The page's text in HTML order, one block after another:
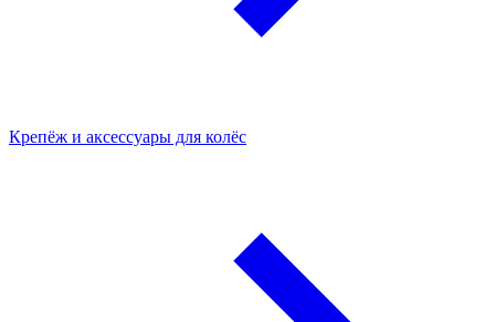
Крепёж и аксессуары для колёс